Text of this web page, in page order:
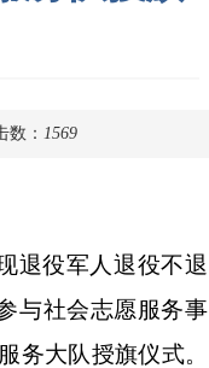
数： 1569
退役军人退役不退
与社会志愿服务事
务大队授旗仪式。